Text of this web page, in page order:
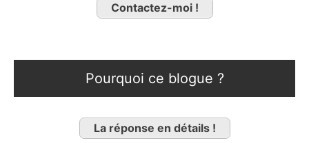
Contactez-moi !
Pourquoi ce blogue ?
La réponse en détails !